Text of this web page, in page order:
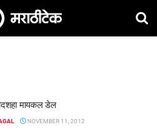
मायकल डेल
NOVEMBER 11, 2012